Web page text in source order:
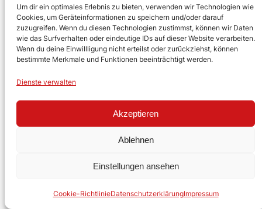
Um dir ein optimales Erlebnis zu bieten, verwenden wir Technologien wie
Cookies, um Geräteinformationen zu speichern und/oder darauf
zuzugreifen. Wenn du diesen Technologien zustimmst, können wir Daten
wie das Surfverhalten oder eindeutige IDs auf dieser Website verarbeiten.
Wenn du deine Einwillligung nicht erteilst oder zurückziehst, können
bestimmte Merkmale und Funktionen beeinträchtigt werden.
Dienste verwalten
Akzeptieren
Ablehnen
Einstellungen ansehen
Cookie-RichtlinieDatenschutzerklärungImpressum
Evangelische Kirchengemeinde
Lobberich/Hinsbeck
Über uns
Stellen
Impressum Social
WordPress